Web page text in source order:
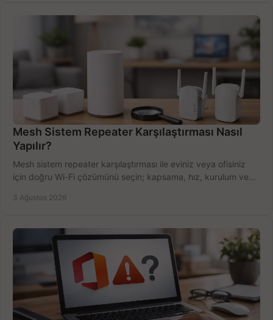
Mesh Sistem Repeater Karşılaştırması Nasıl
Yapılır?
Mesh sistem repeater karşılaştırması ile eviniz veya ofisiniz
için doğru Wi-Fi çözümünü seçin; kapsama, hız, kurulum ve
3 Ağustos 2026